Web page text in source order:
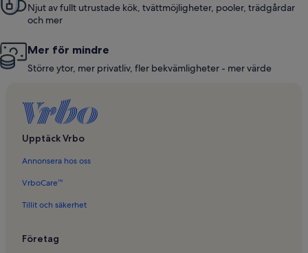
Njut av fullt utrustade kök, tvättmöjligheter, pooler, trädgårdar
och mer
Mer för mindre
Större ytor, mer privatliv, fler bekvämligheter - mer värde
Upptäck Vrbo
Annonsera hos oss
VrboCare™
Tillit och säkerhet
Företag